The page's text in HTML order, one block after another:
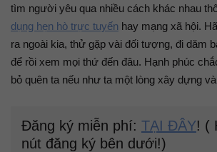
tìm người yêu qua nhiều cách khác nhau
dụng hẹn hò trực tuyến hay mạng xã hội.
ra ngoài kia, thử gặp vài đối tượng, đi dăm
để rồi xem mọi thứ đến đâu. Hạnh phúc
bỏ quên ta nếu như ta một lòng xây dựng
Đăng ký miễn phí: TẠI ĐÂY! (
nút đăng ký bên dưới!)